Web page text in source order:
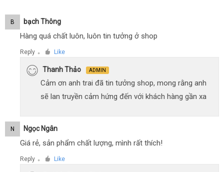
B Bạch Thông
Hàng quá chất luôn, luôn tin tưởng ở shop
Reply ● Like
Thanh Thảo ADMIN
Cảm ơn anh trai đã tin tưởng shop, mong rằng anh
sẽ lan truyền cảm hứng đến với khách hàng gần xa
N Ngọc Ngân
Giá rẻ, sản phẩm chất lượng, mình rất thích!
Reply ● Like